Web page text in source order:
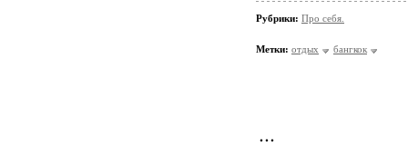
Рубрики: Про себя.
Метки: отдых бангкок
...